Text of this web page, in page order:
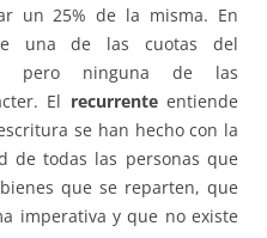
un 25% de la misma. En
una de las cuotas del
pero ninguna de las
El recurrenteentiende
se han hecho con la
de todas las personas que
que se reparten, que
imperativa y que no existe